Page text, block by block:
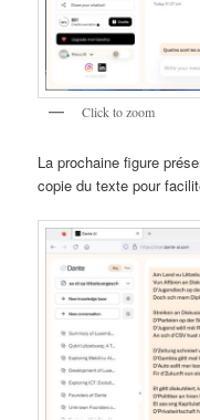
Click to zoom
La prochaine figure
copie du texte pour